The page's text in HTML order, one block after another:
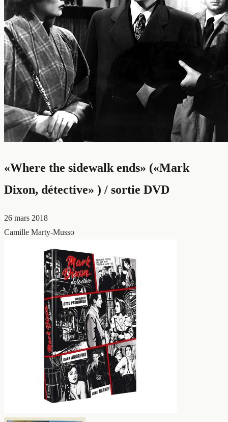
«Where the sidewalk ends» («Mark
Dixon, détective» ) / sortie DVD
26 mars 2018
Camille Marty-Musso